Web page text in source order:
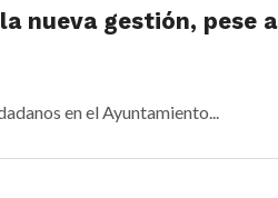
nueva gestión, pese a
en el Ayuntamiento...